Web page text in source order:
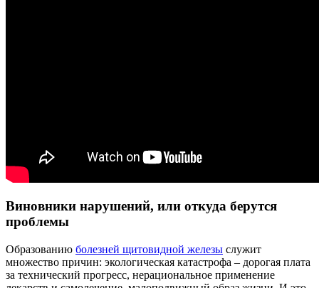
Виновники нарушений, или откуда берутся
проблемы
Образованию болезней щитовидной железы служит
множество причин: экологическая катастрофа – дорогая плата
за технический прогресс, нерациональное применение